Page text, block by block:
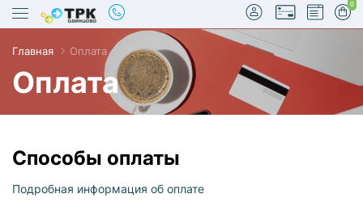
0
Главная Оплата
Оплата
Способы оплаты
Подробная информация об оплате
true